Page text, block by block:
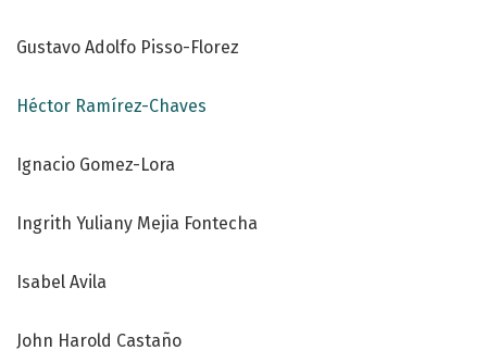
Gustavo Adolfo Pisso-Florez
Héctor Ramírez-Chaves
Ignacio Gomez-Lora
Ingrith Yuliany Mejia Fontecha
Isabel Avila
John Harold Castaño